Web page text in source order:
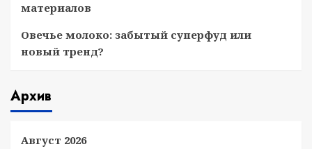
материалов
Овечье молоко: забытый суперфуд или
новый тренд?
Архив
Август 2026